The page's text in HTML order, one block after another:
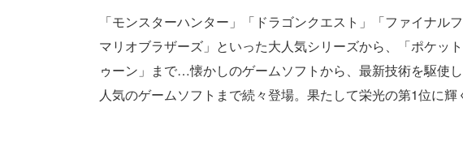
「モンスターハンター」「ドラゴンクエスト」「ファイナル
マリオブラザーズ」といった大人気シリーズから、「ポケッ
ゥーン」まで…懐かしのゲームソフトから、最新技術を駆使
人気のゲームソフトまで続々登場。果たして栄光の第1位に